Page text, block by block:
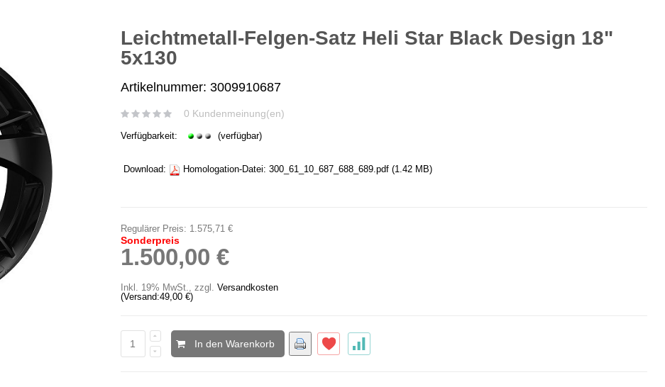
Leichtmetall-Felgen-Satz Heli Star Black Design 18"
5x130
Artikelnummer: 3009910687
0 Kundenmeinung(en)
Verfügbarkeit: (verfügbar)
Download: Homologation-Datei: 300_61_10_687_688_689.pdf(1.42 MB)
Regulärer Preis: 1.575,71 €
Sonderpreis
1.500,00 €
Inkl. 19% MwSt., zzgl. Versandkosten
(Versand:49,00 €)
In den Warenkorb